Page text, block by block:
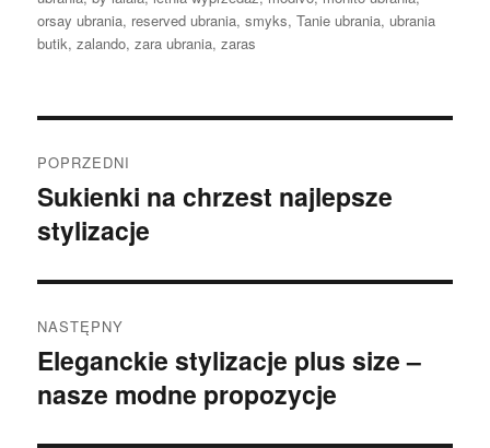
orsay ubrania, reserved ubrania,smyks,Tanie ubrania, ubrania
butik,zalando,zara ubrania,zaras
wpisu
POPRZEDNI
Poprzedni
wpis:
Sukienki na chrzest najlepsze
stylizacje
NASTĘPNY
Następny
wpis:
Eleganckie stylizacje plus size –
nasze modne propozycje